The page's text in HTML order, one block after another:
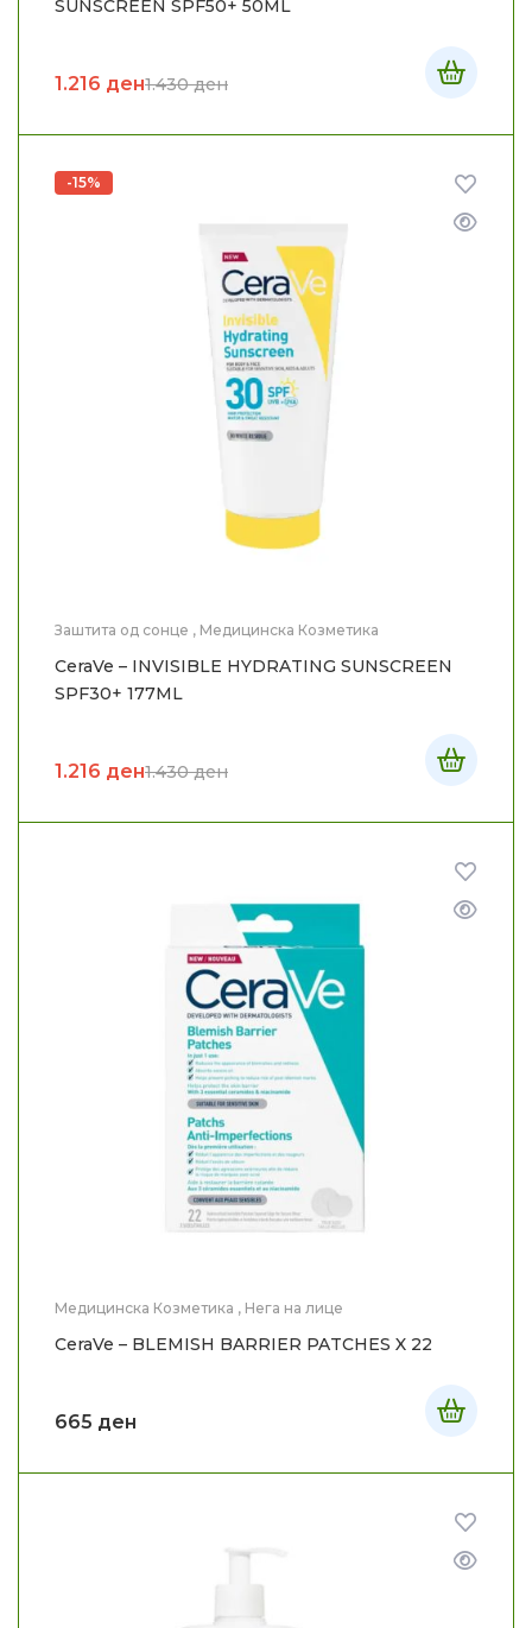
SUNSCREEN SPF50+ 50ML
1.430ден
1.216 ден
-15%
Заштита од сонце , Медицинска Козметика
CeraVe – INVISIBLE HYDRATING SUNSCREEN
SPF30+ 177ML
1.430ден
1.216 ден
Медицинска Козметика , Нега на лице
CeraVe – BLEMISH BARRIER PATCHES X 22
665 ден